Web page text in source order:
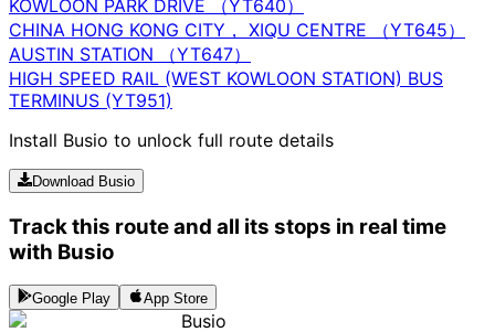
KOWLOON PARK DRIVE （YT640）
CHINA HONG KONG CITY， XIQU CENTRE （YT645）
AUSTIN STATION （YT647）
HIGH SPEED RAIL (WEST KOWLOON STATION) BUS
TERMINUS (YT951)
Install Busio to unlock full route details
Download Busio
Track this route and all its stops in real time
with Busio
Google Play App Store
Busio